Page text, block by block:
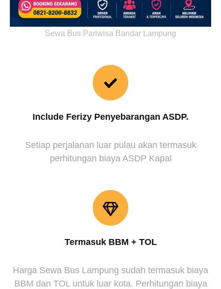
Sewa Bus Pariwisa Bandar Lampung
Include Ferizy Penyebarangan ASDP.
Setiap perjalanan luar pulau akan termasuk
perhitungan biaya ASDP Kapal
Termasuk BBM + TOL
Harga Sewa Bus Lampung sudah termasuk biaya
BBM dan TOL untuk luar kota. Perhitungan biaya